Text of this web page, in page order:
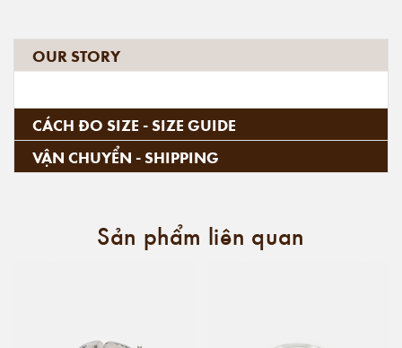
OUR STORY
CÁCH ĐO SIZE - SIZE GUIDE
VẬN CHUYỂN - SHIPPING
Sản phẩm liên quan